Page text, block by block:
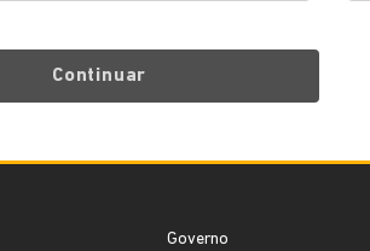
Continuar
Governo